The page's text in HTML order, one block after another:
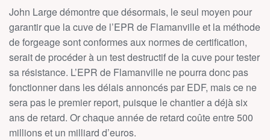
John Large démontre que désormais, le seul moyen pour
garantir que la cuve de l’EPR de Flamanville et la méthode
de forgeage sont conformes aux normes de certification,
serait de procéder à un test destructif de la cuve pour tester
sa résistance. L’EPR de Flamanville ne pourra donc pas
fonctionner dans les délais annoncés par EDF, mais ce ne
sera pas le premier report, puisque le chantier a déjà six
ans de retard. Or chaque année de retard coûte entre 500
millions et un milliard d’euros.